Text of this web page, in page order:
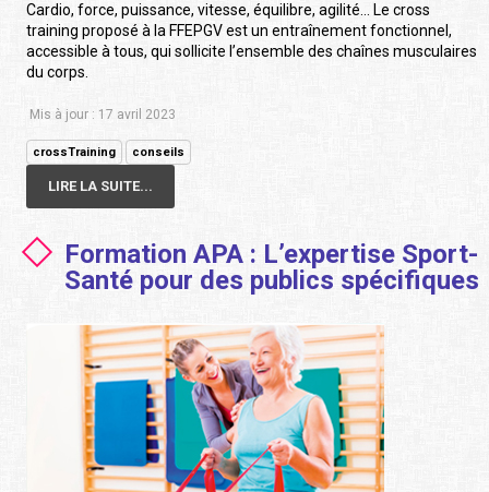
Cardio, force, puissance, vitesse, équilibre, agilité… Le cross
training proposé à la FFEPGV est un entraînement fonctionnel,
accessible à tous, qui sollicite l’ensemble des chaînes musculaires
du corps.
Mis à jour : 17 avril 2023
crossTraining conseils
LIRE LA SUITE...
Formation APA : L’expertise Sport-
Santé pour des publics spécifiques